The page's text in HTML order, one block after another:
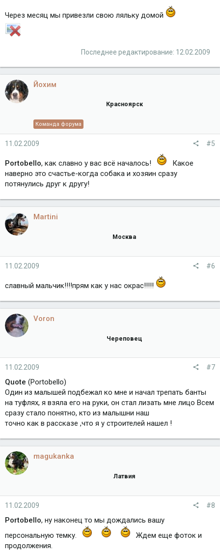
Через месяц мы привезли свою ляльку домой
Последнее редактирование: 12.02.2009
Йохим
Красноярск
Команда форума
11.02.2009 #5
Portobello, как славно у вас всё началось!
Какое
наверно это счастье-когда собака и хозяин сразу
потянулись друг к другу!
Martini
Москва
11.02.2009 #6
славный мальчик!!!!прям как у нас окрас!!!!!
Voron
Череповец
11.02.2009 #7
Quote (Portobello)
Один из малышей подбежал ко мне и начал трепать банты
на туфлях, я взяла его на руки, он стал лизать мне лицо Всем
сразу стало понятно, кто из малышни наш
точно как в рассказе ,что я у строителей нашел !
magukanka
Латвия
11.02.2009 #8
Portobello, ну наконец то мы дождались вашу
персональную темку.
Ждем еще фоток и
продолжения.